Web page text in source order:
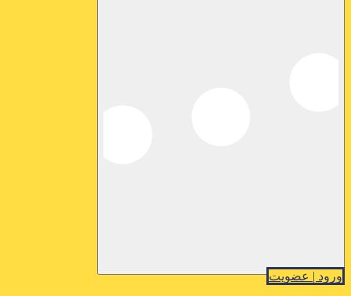
ورود | عضویت